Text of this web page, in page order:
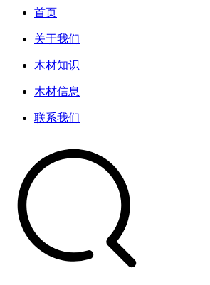
首页
关于我们
木材知识
木材信息
联系我们